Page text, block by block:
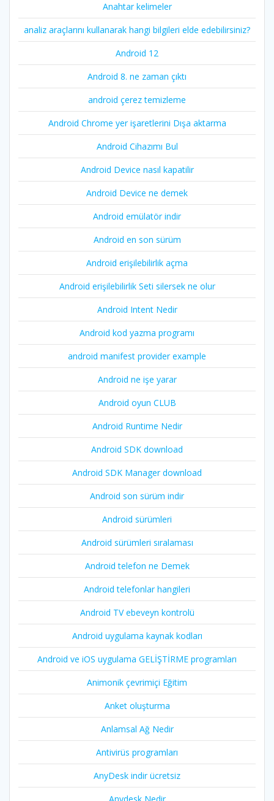
Anahtar kelimeler
analiz araçlarını kullanarak hangi bilgileri elde edebilirsiniz?
Android 12
Android 8. ne zaman çıktı
android çerez temizleme
Android Chrome yer işaretlerini Dışa aktarma
Android Cihazımı Bul
Android Device nasıl kapatilir
Android Device ne demek
Android emülatör indir
Android en son sürüm
Android erişilebilirlik açma
Android erişilebilirlik Seti silersek ne olur
Android Intent Nedir
Android kod yazma programı
android manifest provider example
Android ne işe yarar
Android oyun CLUB
Android Runtime Nedir
Android SDK download
Android SDK Manager download
Android son sürüm indir
Android sürümleri
Android sürümleri sıralaması
Android telefon ne Demek
Android telefonlar hangileri
Android TV ebeveyn kontrolü
Android uygulama kaynak kodları
Android ve iOS uygulama GELİŞTİRME programları
Animonik çevrimiçi Eğitim
Anket oluşturma
Anlamsal Ağ Nedir
Antivirüs programları
AnyDesk indir ücretsiz